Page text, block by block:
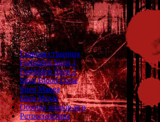
Главная страница
Forbidden Siren 1
Forbidden Siren 2
Siren Blood Curse
Siren Manga
Siren Movie
Обзоры хоррор-игр
Ретроспектива